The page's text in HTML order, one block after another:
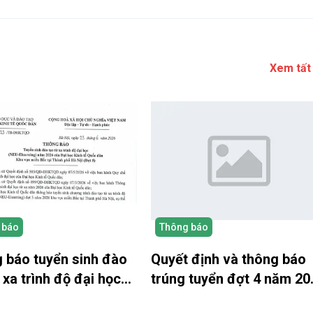
Xem tất
báo tuyển sinh đào
trình độ đại học
Thông báo
Quyết định và thông báo
trúng tuyển đợt 4 năm